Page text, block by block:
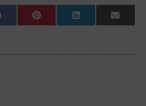
FacebookPinterestLinkedInEmail